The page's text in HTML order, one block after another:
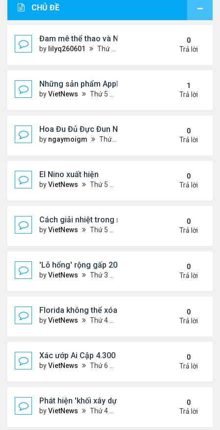
CHỦ ĐỀ
Đam mê thể thao và Ngôn ngữ thiết kế: Góc nhìn
by lilyq260601 Thứ 4 Tháng 7 22, 2026 7:13 pm
0
Trả lời
Những sản phẩm Apple có thể ra mắt ngày 8/3
byVietNews Thứ 5 Tháng 3 03, 2022 12:34 pm
1
Trả lời
Hoa Đu Đủ Đực Đun Nước Uống Với Những Tác
by ngaymoigm Thứ 5 Tháng 11 02, 2023 4:44 am
0
Trả lời
El Nino xuất hiện
byVietNews Thứ 5 Tháng 6 15, 2023 10:42 am
0
Trả lời
Cách giải nhiệt trong nắng nóng
byVietNews Thứ 5 Tháng 6 15, 2023 10:40 am
0
Trả lời
'Lỗ hổng' rộng gấp 20 lần Trái Đất xuất hiện trên
byVietNews Thứ 3 Tháng 3 28, 2023 5:56 pm
0
Trả lời
Florida không thể xóa sổ Trăn Miến Điện
byVietNews Thứ 4 Tháng 3 22, 2023 5:29 pm
0
Trả lời
Xác ướp Ai Cập 4.300 năm phủ đầy vàng lá
byVietNews Thứ 6 Tháng 1 27, 2023 2:01 pm
0
Trả lời
Phát hiện 'khối xây dựng sự sống' lạnh nhất vũ trụ
byVietNews Thứ 4 Tháng 1 25, 2023 4:26 pm
0
Trả lời